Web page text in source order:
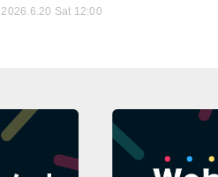
2026.6.20 Sat 12:00